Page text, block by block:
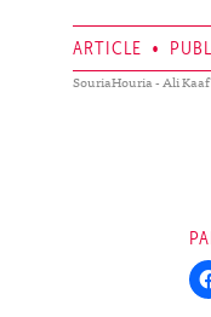
ARTICLE •
SouriaHouria - Ali Kaaf